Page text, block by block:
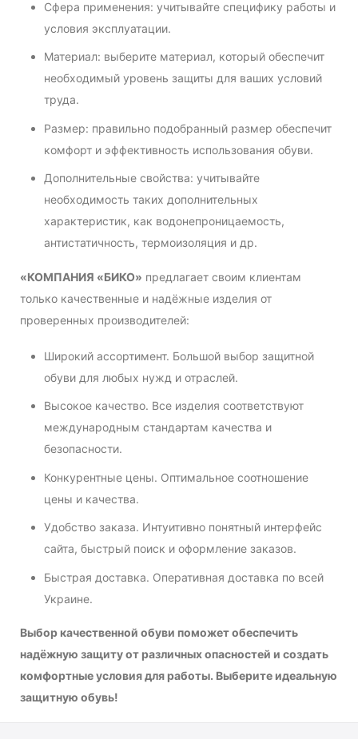
Сфера применения: учитывайте специфику работы и
условия эксплуатации.
Материал: выберите материал, который обеспечит
необходимый уровень защиты для ваших условий
труда.
Размер: правильно подобранный размер обеспечит
комфорт и эффективность использования обуви.
Дополнительные свойства: учитывайте
необходимость таких дополнительных
характеристик, как водонепроницаемость,
антистатичность, термоизоляция и др.
«КОМПАНИЯ «БИКО» предлагает своим клиентам
только качественные и надёжные изделия от
проверенных производителей:
Широкий ассортимент. Большой выбор защитной
обуви для любых нужд и отраслей.
Высокое качество. Все изделия соответствуют
международным стандартам качества и
безопасности.
Конкурентные цены. Оптимальное соотношение
цены и качества.
Удобство заказа. Интуитивно понятный интерфейс
сайта, быстрый поиск и оформление заказов.
Быстрая доставка. Оперативная доставка по всей
Украине.
Выбор качественной обуви поможет обеспечить
надёжную защиту от различных опасностей и создать
комфортные условия для работы. Выберите идеальную
защитную обувь!